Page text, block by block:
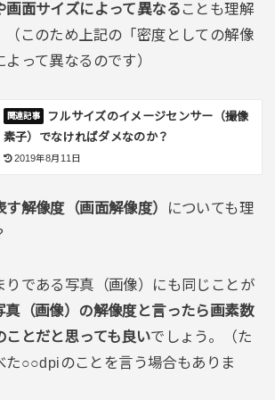
画面サイズによって異なる ことも理解
（このため上記の「密度としての解像
って異なるのです）
フルサイズのイメージセンサー（撮像
素子）でなければダメなのか？
2019年8月11日
す解像度（画面解像度）
についても理
りである写真（画像）にも同じことが
真（画像）の解像度と言ったら画素数
ことだと思っても良いでしょう。（た
た○○dpiのことを言う場合もありま